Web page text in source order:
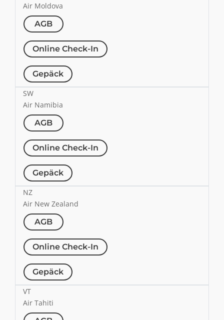
Air Moldova
AGB
Online Check-In
Gepäck
SW
Air Namibia
AGB
Online Check-In
Gepäck
NZ
Air New Zealand
AGB
Online Check-In
Gepäck
VT
Air Tahiti